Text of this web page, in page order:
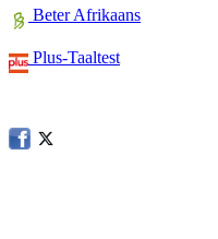
Beter Afrikaans
Plus-Taaltest